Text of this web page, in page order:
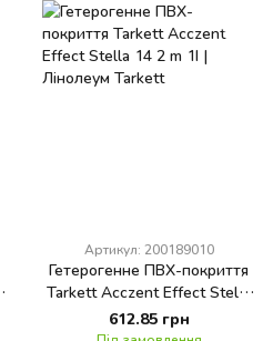
Артикул: 200189010
Гетерогенне ПВХ-покриття
Tarkett Acczent Effect Stella
14 2 m 1I
612.85 грн